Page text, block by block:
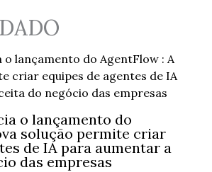
o lançamento do
solução permite criar
de IA para aumentar a
das empresas